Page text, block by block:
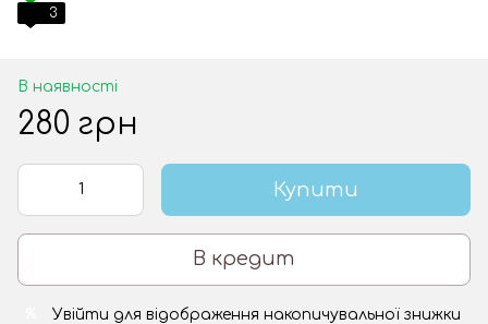
3
В наявності
280 грн
Купити
В кредит
Увійти для відображення накопичувальної знижки